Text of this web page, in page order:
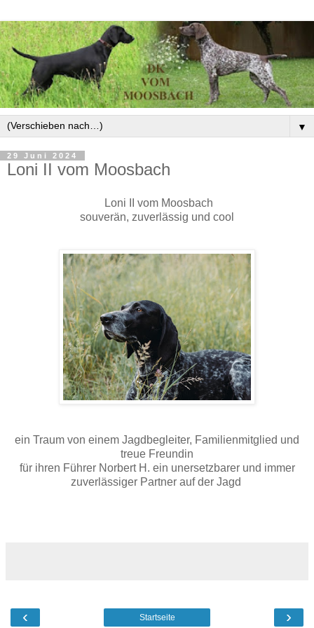
▼
29 Juni 2024
Loni II vom Moosbach
Loni II vom Moosbach
souverän, zuverlässig und cool
ein Traum von einem Jagdbegleiter, Familienmitglied und
treue Freundin
für ihren Führer Norbert H. ein unersetzbarer und immer
zuverlässiger Partner auf der Jagd
‹ ›
Startseite